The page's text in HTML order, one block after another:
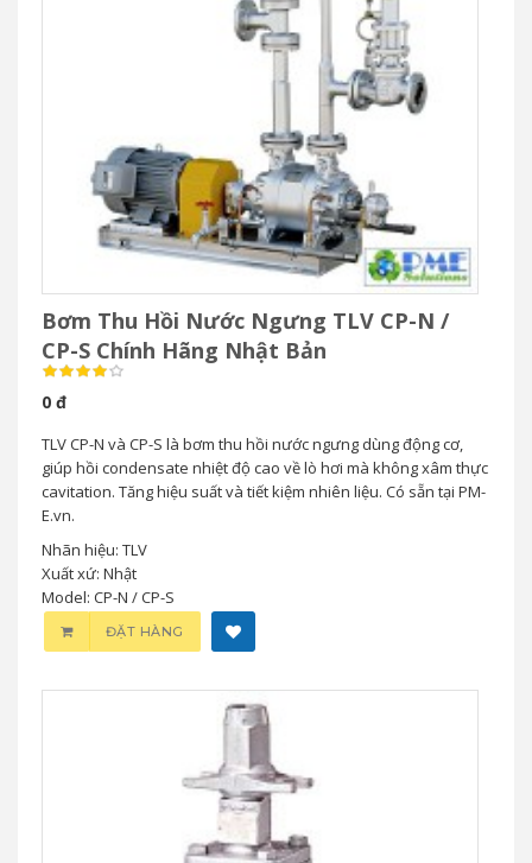
Bơm Thu Hồi Nước Ngưng TLV CP-N /
CP-S Chính Hãng Nhật Bản
0 đ
TLV CP-N và CP-S là bơm thu hồi nước ngưng dùng động cơ,
giúp hồi condensate nhiệt độ cao về lò hơi mà không xâm thực
cavitation. Tăng hiệu suất và tiết kiệm nhiên liệu. Có sẵn tại PM-
E.vn.
Nhãn hiệu: TLV
Xuất xứ: Nhật
Model: CP-N / CP-S
ĐẶT HÀNG